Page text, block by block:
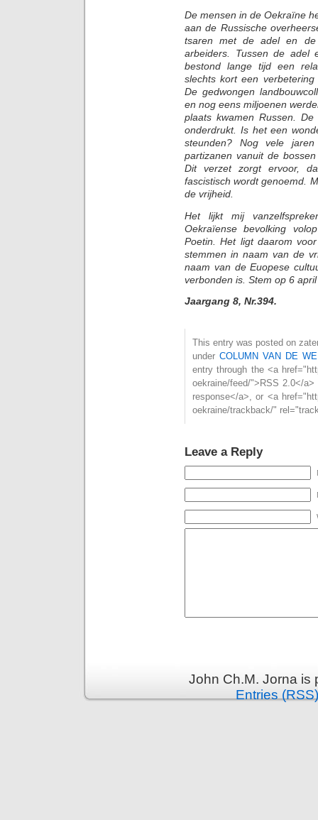
De mensen in de Oekraïne
aan de Russische
tsaren met de adel en de
arbeiders. Tussen de adel
bestond lange tijd een
slechts kort een
De gedwongen
en nog eens miljoenen
plaats kwamen Russen.
onderdrukt. Is het een
steunden? Nog vele
partizanen vanuit de
Dit verzet zorgt ervoor,
fascistisch wordt genoemd.
de vrijheid.
Het lijkt mij
Oekraïense bevolking
Poetin. Het ligt daarom
stemmen in naam van de
naam van de Euopese
verbonden is. Stem op 6 april
Jaargang 8, Nr.394.
This entry was posted on
under COLUMN VAN DE
entry through the <a
oekraine/feed/">RSS 2.0</
response</a>, or <a
oekraine/trackback/"
Leave a Reply
John Ch.M. Jorna
Entries (RSS)